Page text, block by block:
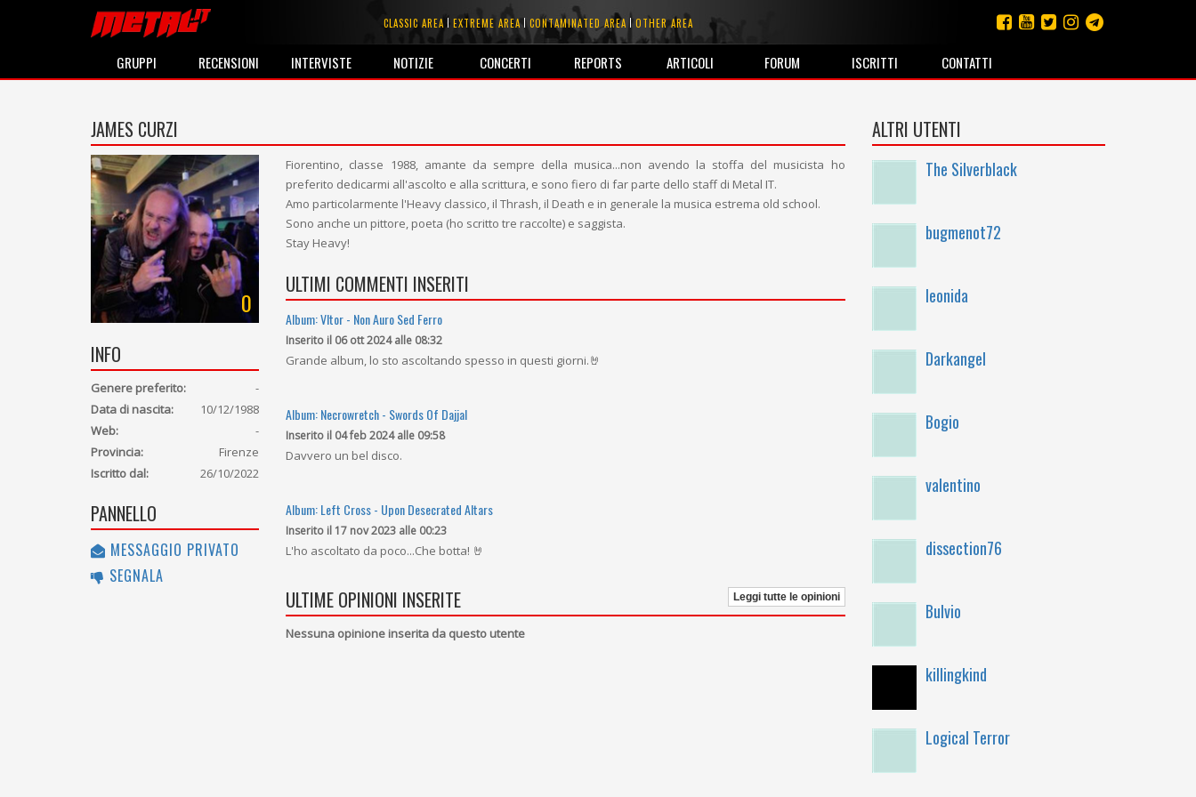
CLASSIC AREA EXTREME AREA CONTAMINATED AREA OTHER AREA
GRUPPI RECENSIONI INTERVISTE NOTIZIE CONCERTI REPORTS ARTICOLI FORUM ISCRITTI CONTATTI
JAMES CURZI
0
INFO
Genere preferito:
-
Data di nascita:
10/12/1988
Web:
-
Provincia:
Firenze
Iscritto dal:
26/10/2022
PANNELLO
MESSAGGIO PRIVATO
SEGNALA
Fiorentino, classe 1988, amante da sempre della musica...non avendo la stoffa del musicista ho
preferito dedicarmi all'ascolto e alla scrittura, e sono fiero di far parte dello staff di Metal IT.
Amo particolarmente l'Heavy classico, il Thrash, il Death e in generale la musica estrema old school.
Sono anche un pittore, poeta (ho scritto tre raccolte) e saggista.
Stay Heavy!
ULTIMI COMMENTI INSERITI
Album: Vltor - Non Auro Sed Ferro
Inserito il 06 ott 2024 alle 08:32
Grande album, lo sto ascoltando spesso in questi giorni.🤘
Album: Necrowretch - Swords Of Dajjal
Inserito il 04 feb 2024 alle 09:58
Davvero un bel disco.
Album: Left Cross - Upon Desecrated Altars
Inserito il 17 nov 2023 alle 00:23
L'ho ascoltato da poco...Che botta! 🤘
ULTIME OPINIONI INSERITE Leggi tutte le opinioni
Nessuna opinione inserita da questo utente
ALTRI UTENTI
The Silverblack
bugmenot72
leonida
Darkangel
Bogio
valentino
dissection76
Bulvio
killingkind
Logical Terror